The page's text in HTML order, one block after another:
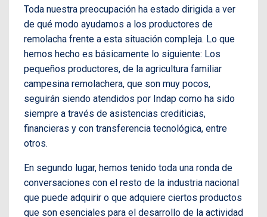
Toda nuestra preocupación ha estado dirigida a ver
de qué modo ayudamos a los productores de
remolacha frente a esta situación compleja. Lo que
hemos hecho es básicamente lo siguiente: Los
pequeños productores, de la agricultura familiar
campesina remolachera, que son muy pocos,
seguirán siendo atendidos por Indap como ha sido
siempre a través de asistencias crediticias,
financieras y con transferencia tecnológica, entre
otros.
En segundo lugar, hemos tenido toda una ronda de
conversaciones con el resto de la industria nacional
que puede adquirir o que adquiere ciertos productos
que son esenciales para el desarrollo de la actividad